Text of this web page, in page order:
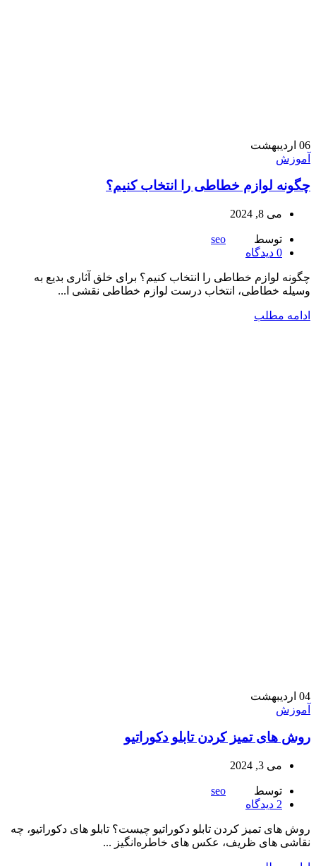
06 اردیبهشت
آموزش
چگونه لوازم خطاطی را انتخاب کنیم؟
می 8, 2024
توسط
seo
0 دیدگاه
چگونه لوازم خطاطی را انتخاب کنیم؟ برای خلق آثاری بدیع به
وسیله خطاطی، انتخاب درست لوازم خطاطی نقشی ا...
ادامه مطلب
04 اردیبهشت
آموزش
روش های تمیز کردن تابلو دکوراتیو
می 3, 2024
توسط
seo
2 دیدگاه
روش های تمیز کردن تابلو دکوراتیو چیست؟ تابلو های دکوراتیو، چه
نقاشی ‌های ظریف، عکس‌ های خاطره‌انگیز ...